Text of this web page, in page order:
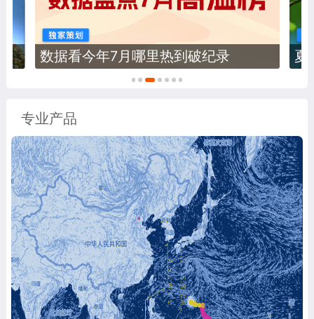
数据看今年7月哪里热到破纪录 夏
专业产品